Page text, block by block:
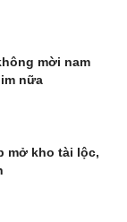
mời nam
nữa
mở kho tài lộc,